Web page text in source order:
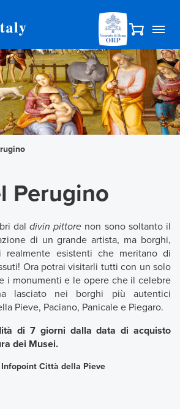
Perugino
dal divin pittore non sono soltanto il
di un grande artista, ma borghi,
realmente esistenti che meritano di
Ora potrai visitarli tutti con un solo
i monumenti e le opere che il celebre
lasciato nei borghi più autentici
Pieve, Paciano, Panicale e Piegaro.
di 7 giorni dalla data di acquisto
dei Musei.
Città della Pieve